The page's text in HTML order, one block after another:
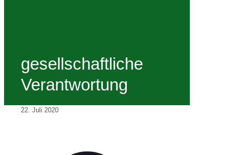
gesellschaftliche
Verantwortung
22. Juli 2020